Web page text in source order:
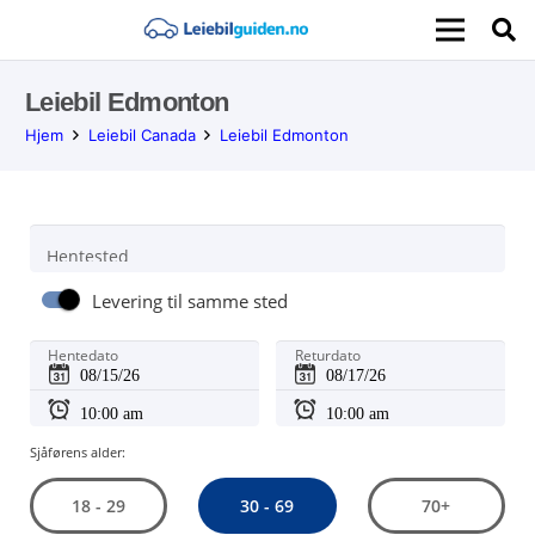
Leiebil Edmonton
Hjem Leiebil Canada Leiebil Edmonton
Hentested
Levering til samme sted
Hentedato Returdato
Sjåførens alder:
18 - 29 30 - 69 70+